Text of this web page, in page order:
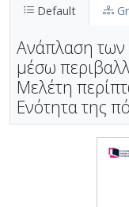
Default
Ανάπλαση των
μέσω
Μελέτη
Ενότητα της